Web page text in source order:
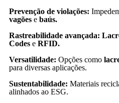
Prevenção de violações:
vagões e baús.
Rastreabilidade avançada:
Codes e RFID.
Versatilidade: Opções como
para diversas aplicações.
Sustentabilidade: Materiais
alinhados ao ESG.